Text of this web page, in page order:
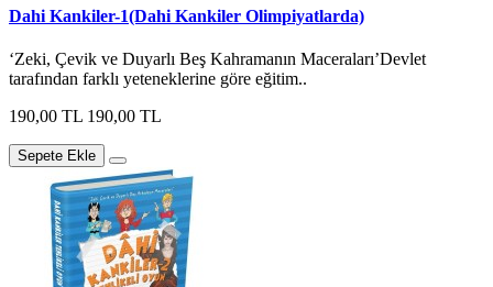
Dahi Kankiler-1(Dahi Kankiler Olimpiyatlarda)
‘Zeki, Çevik ve Duyarlı Beş Kahramanın Maceraları’Devlet
tarafından farklı yeteneklerine göre eğitim..
190,00 TL 190,00 TL
Sepete Ekle